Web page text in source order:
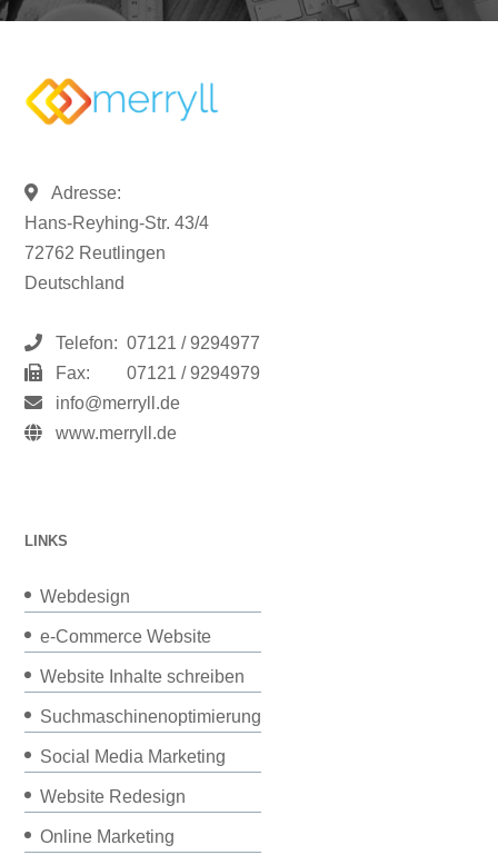
Adresse:
Hans-Reyhing-Str. 43/4
72762 Reutlingen
Deutschland
Telefon: 07121 / 9294977
Fax:
07121 / 9294979
info@merryll.de
www.merryll.de
LINKS
Webdesign
e-Commerce Website
Website Inhalte schreiben
Suchmaschinenoptimierung
Social Media Marketing
Website Redesign
Online Marketing